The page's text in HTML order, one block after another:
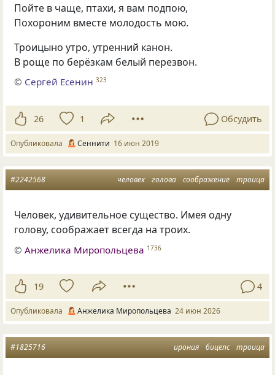
Пойте в чаще, птахи, я вам подпою,
Похороним вместе молодость мою.
Троицыно утро, утренний канон.
В роще по берёзкам белый перезвон.
© Сергей Есенин 323
26 1 Обсудить
Опубликовала Сеннити 16 июн 2019
человек голова соображение троица
#2242568
Человек, удивительное существо. Имея одну
голову, соображает всегда на троих.
©Анжелика Миропольцева 1736
19 4
Опубликовала Анжелика Миропольцева 24 июн 2026
ирония бицепс троица
#1825716